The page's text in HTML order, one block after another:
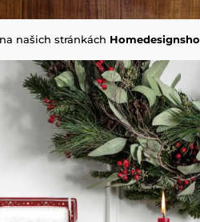
našich stránkách